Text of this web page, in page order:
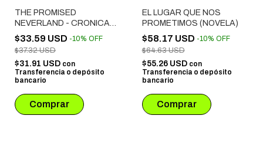
THE PROMISED
NEVERLAND - CRONICAS
DE UNOS COMPAÑEROS
DE ARMAS
$33.59 USD -10% OFF
$37.32 USD
$31.91 USD con
Transferencia o depósito
bancario
EL LUGAR QUE NOS
PROMETIMOS (NOVELA)
$58.17 USD -10% OFF
$64.63 USD
$55.26 USD con
Transferencia o depósito
bancario